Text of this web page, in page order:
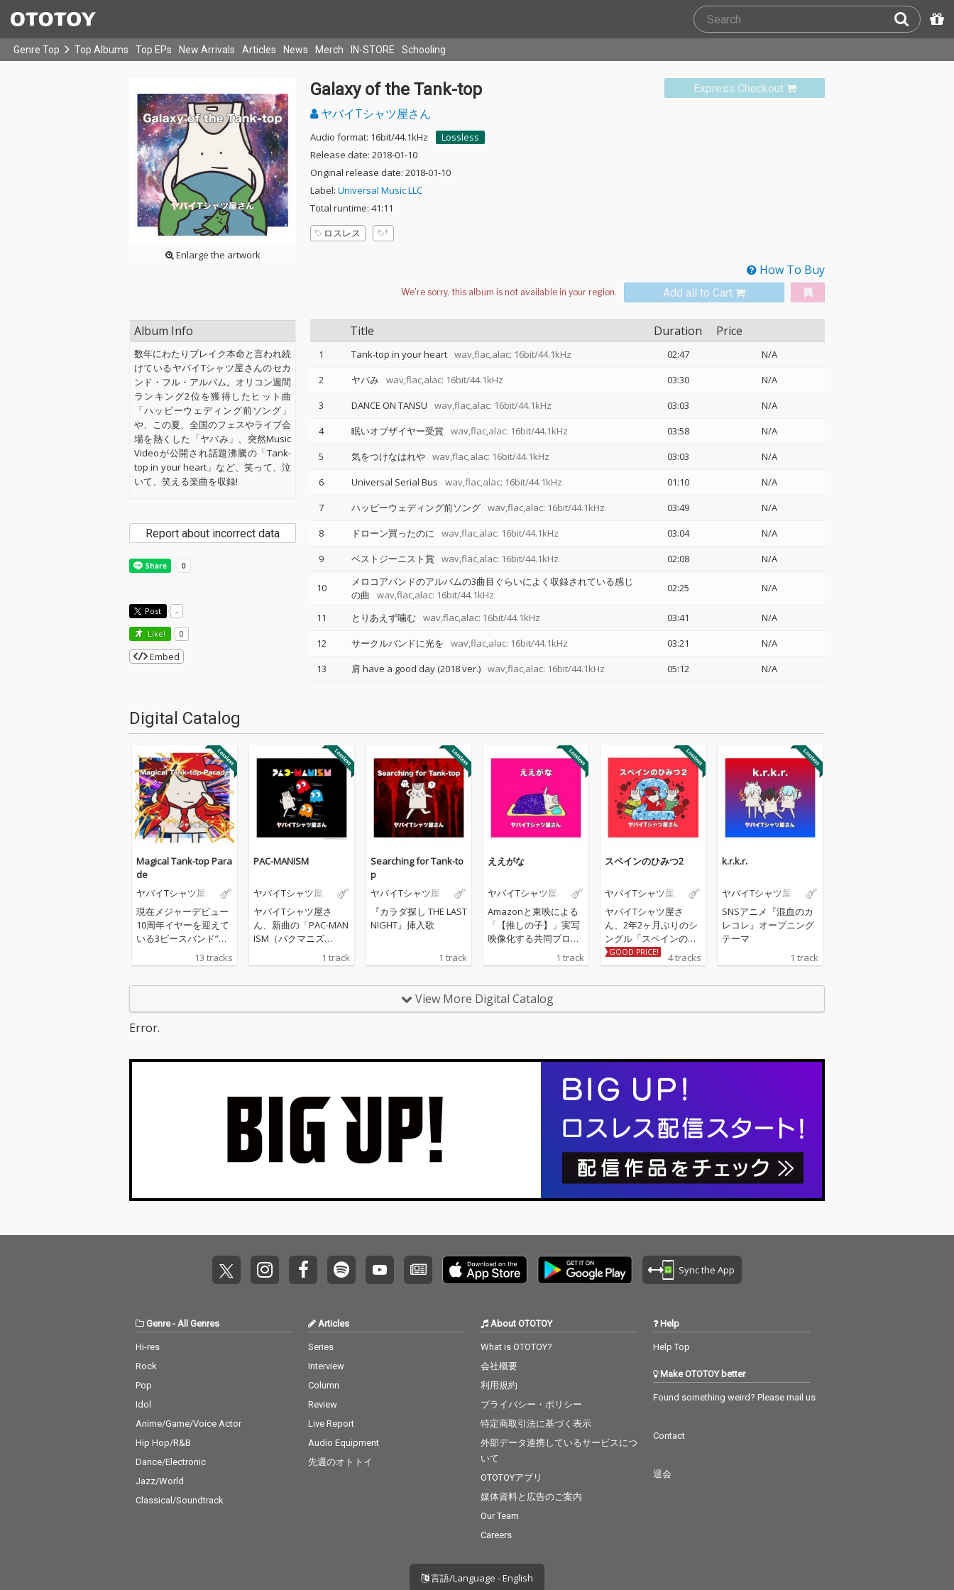
Genre Top Top Albums Top EPs New Arrivals Articles News Merch IN-STORE Schooling
Enlarge the artwork
Express Checkout
Galaxy of the Tank-top
ヤバイTシャツ屋さん
Audio format: 16bit/44.1kHz
Lossless
Release date: 2018-01-10
Original release date: 2018-01-10
Label: Universal Music LLC
Total runtime: 41:11
ロスレス
How To Buy
Add all to Cart
Title Duration Price
1 Tank-top in your heart wav,flac,alac: 16bit/44.1kHz 02:47
N/A
2
ヤバみ wav,flac,alac: 16bit/44.1kHz 03:30
N/A
3
DANCE ON TANSU wav,flac,alac: 16bit/44.1kHz 03:03
N/A
4
眠いオブザイヤー受賞 wav,flac,alac: 16bit/44.1kHz 03:58
N/A
5
気をつけなはれや wav,flac,alac: 16bit/44.1kHz 03:03
N/A
6
Universal Serial Bus wav,flac,alac: 16bit/44.1kHz 01:10
N/A
7
ハッピーウェディング前ソング wav,flac,alac: 16bit/44.1kHz 03:49
N/A
8
ドローン買ったのに wav,flac,alac: 16bit/44.1kHz 03:04
N/A
9
ベストジーニスト賞 wav,flac,alac: 16bit/44.1kHz 02:08 N/A
10
メロコアバンドのアルバムの3曲目ぐらいによく収録されている感じ
の曲
wav,flac,alac: 16bit/44.1kHz
02:25 N/A
11 とりあえず噛む wav,flac,alac: 16bit/44.1kHz 03:41
N/A
12
サークルバンドに光を wav,flac,alac: 16bit/44.1kHz 03:21
N/A
13
肩 have a good day (2018 ver.) wav,flac,alac: 16bit/44.1kHz 05:12 N/A
Album Info
数年にわたりブレイク本命と言われ続
けているヤバイTシャツ屋さんのセカ
ンド・フル・アルバム。オリコン週間
ランキング2位を獲得したヒット曲
「ハッピーウェディング前ソング」
や、この夏、全国のフェスやライブ会
場を熱くした「ヤバみ」、突然Music
Videoが公開され話題沸騰の「Tank-
top in your heart」など、笑って、泣
いて、笑える楽曲を収録!
Report about incorrect data
Post -
Like! 0
Embed
Digital Catalog
Magical Tank-top Para
de
ヤバイTシャツ屋さ
現在メジャーデビュー
10周年イヤーを迎えて
いる3ピースバンド”ヤ
ん”が、6th FULL ALBU
ングテーマ「す
「マイプとティラノの
MANISM』」としてコ
MANISM」など、癒着
(タイアップ)楽曲を多
13 tracks
PAC-MANISM
ヤバイTシャツ屋さ
ヤバイTシャツ屋さ
ん、新曲の「PAC-MAN
ISM（パクマニズ
ス。 新曲「PAC-MA
前へ進むポジティヴな
1 track
Searching for Tank-to
p
ヤバイTシャツ屋さ
『カラダ探し THE LAST
NIGHT』挿入歌
1 track
ええがな
ヤバイTシャツ屋さ
Amazonと東映による
「【推しの子】」実写
映像化する共同プロジ
から配信開始の『推し
第5話の主題歌。ヤバT
らしいアッパーチュー
1 track
スペインのひみつ2
ヤバイTシャツ屋さ
ヤバイTシャツ屋さ
ん、2年2ヶ月ぶりのシ
ングル「スペインのひ
みつ2」はリミックス
曲を含む全4曲収録。
り、リード曲「す
炸裂のヤバT流最強ラ
ブソング!さらに、BPM
ァンの総称)からのライ
ブ評判がすこぶる良い
「k.r.k.r.」、お子さま
たちも大喜びの全年齢
対象ソング、恐竜の勉
「すこ。(岡崎体育 rem
んの内容が収録され
る。「すこ。」はアニ
コレ』OP曲、「恐竜 ~
Dynamite Soul~」は、
NHK Eテレ『マイプと
ティラノの恐竜ダイす
き』OP曲に選ばれてお
り、癒着(タイアップ)
GOOD PRICE! 4 tracks
k.r.k.r.
ヤバイTシャツ屋さ
SNSアニメ『混血のカ
レコレ』オープニング
テーマ
1 track
View More Digital Catalog
Error.
Sync the App
Genre- All Genres
Hi-res
Rock
Pop
Idol
Anime/Game/Voice Actor
Hip Hop/R&B
Dance/Electronic
Jazz/World
Classical/Soundtrack
Articles
Series
Interview
Column
Review
Live Report
Audio Equipment
先週のオトトイ
About OTOTOY
What is OTOTOY?
会社概要
利用規約
プライバシー・ポリシー
特定商取引法に基づく表示
外部データ連携しているサービスにつ
いて
OTOTOYアプリ
媒体資料と広告のご案内
Our Team
Careers
Help
Help Top
Make OTOTOY better
Found something weird? Please mail us
Contact
退会
言語/Language - English